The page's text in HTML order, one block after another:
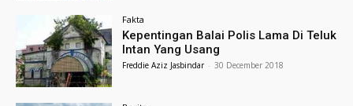
Fakta
Kepentingan Balai Polis Lama Di Teluk
Intan Yang Usang
Freddie Aziz Jasbindar - 30 December 2018